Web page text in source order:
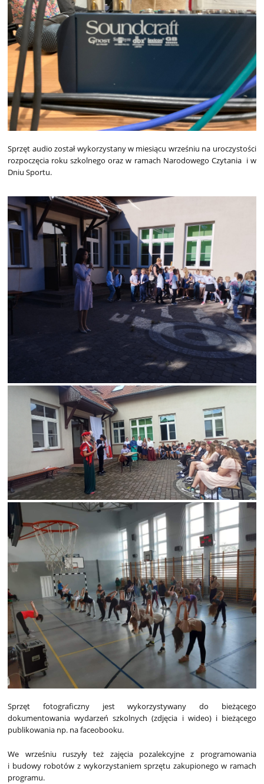
Sprzęt audio został wykorzystany w miesiącu wrześniu na uroczystości
rozpoczęcia roku szkolnego oraz w ramach Narodowego Czytania i w
Dniu Sportu.
Sprzęt fotograficzny jest wykorzystywany do bieżącego
dokumentowania wydarzeń szkolnych (zdjęcia i wideo) i bieżącego
publikowania np. na faceobooku.
We wrześniu ruszyły też zajęcia pozalekcyjne z programowania
i budowy robotów z wykorzystaniem sprzętu zakupionego w ramach
programu.